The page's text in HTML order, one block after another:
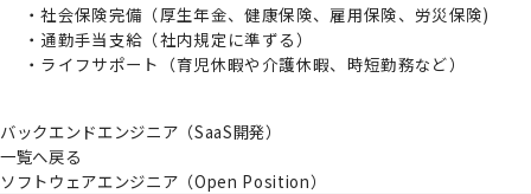
用途別ソリューション
活用事例
製品
3次元データ計測システム
・社会保険完備（厚生年金、健康保険、雇用保険、労災保険)
・通勤手当支給（社内規定に準ずる）
・ライフサポート（育児休暇や介護休暇、時短勤務など）
バックエンドエンジニア（SaaS開発）
一覧へ戻る
ソフトウェアエンジニア（Open Position）